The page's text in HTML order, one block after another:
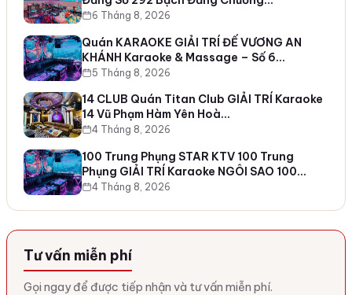
6 Tháng 8, 2026
Quán KARAOKE GIẢI TRÍ ĐẾ VƯƠNG AN
KHÁNH Karaoke & Massage – Số 6…
5 Tháng 8, 2026
14 CLUB Quán Titan Club GIẢI TRÍ Karaoke
14 Vũ Phạm Hàm Yên Hoà…
4 Tháng 8, 2026
100 Trung Phụng STAR KTV 100 Trung
Phụng GIẢI TRÍ Karaoke NGÔI SAO 100…
4 Tháng 8, 2026
Tư vấn miễn phí
Gọi ngay để được tiếp nhận và tư vấn miễn phí.